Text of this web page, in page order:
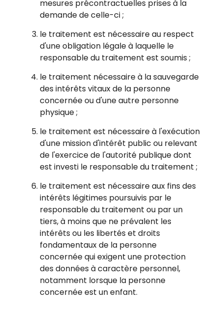
mesures précontractuelles prises à la
demande de celle-ci ;
le traitement est nécessaire au respect
d'une obligation légale à laquelle le
responsable du traitement est soumis ;
le traitement nécessaire à la sauvegarde
des intérêts vitaux de la personne
concernée ou d'une autre personne
physique ;
le traitement est nécessaire à l'exécution
d'une mission d'intérêt public ou relevant
de l'exercice de l'autorité publique dont
est investi le responsable du traitement ;
le traitement est nécessaire aux fins des
intérêts légitimes poursuivis par le
responsable du traitement ou par un
tiers, à moins que ne prévalent les
intérêts ou les libertés et droits
fondamentaux de la personne
concernée qui exigent une protection
des données à caractère personnel,
notamment lorsque la personne
concernée est un enfant.